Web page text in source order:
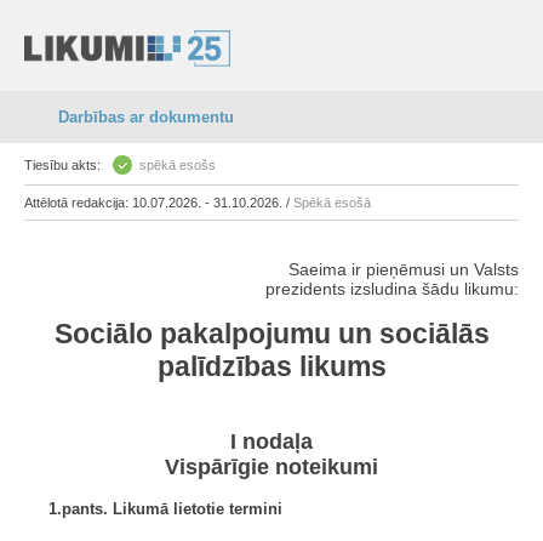
Darbības ar dokumentu
Tiesību akts: spēkā esošs
Attēlotā redakcija: 10.07.2026. - 31.10.2026. / Spēkā esošā
Saeima ir pieņēmusi un Valsts
prezidents izsludina šādu likumu:
Sociālo pakalpojumu un sociālās
palīdzības likums
I nodaļa
Vispārīgie noteikumi
1.pants. Likumā lietotie termini